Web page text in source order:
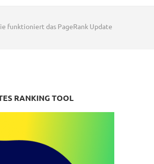
funktioniert das PageRank Update
RANKING TOOL